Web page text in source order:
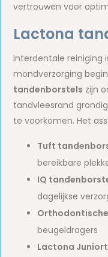
vertrouwen voor
Lactona
Interdentale reiniging
mondverzorging
tandenborstels zijn
tandvleesrand
te voorkomen. Het
Tuft
bereikbare
IQ
dagelijkse
beugeldragers
Lactona Junior